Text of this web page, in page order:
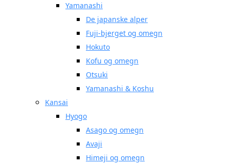
Yamanashi
De japanske alper
Fuji-bjerget og omegn
Hokuto
Kofu og omegn
Otsuki
Yamanashi & Koshu
Kansai
Hyogo
Asago og omegn
Avaji
Himeji og omegn